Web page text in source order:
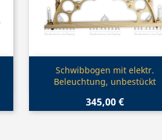
Vorschau
Schwibbogen mit elektr.
Beleuchtung, unbestückt
345,00 €